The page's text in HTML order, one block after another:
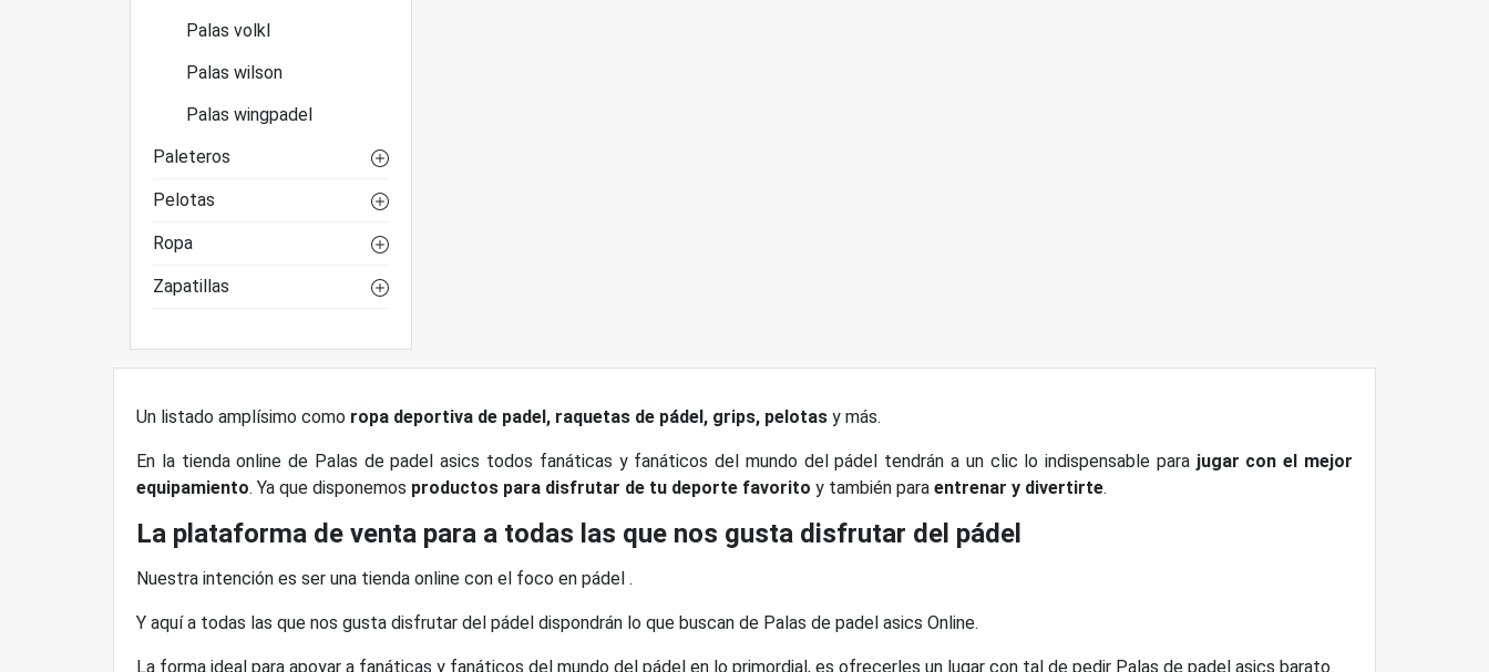
Palas volkl
Palas wilson
Palas wingpadel
Paleteros
Pelotas
Ropa
Zapatillas
Un listado amplísimo como ropa deportiva de padel, raquetas de pádel, grips, pelotas y más.
En la tienda online de Palas de padel asics todos fanáticas y fanáticos del mundo del pádel tendrán a un clic lo indispensable para jugar con el mejor
equipamiento. Ya que disponemos productos para disfrutar de tu deporte favorito y también para entrenar y divertirte.
La plataforma de venta para a todas las que nos gusta disfrutar del pádel
Nuestra intención es ser una tienda online con el foco en pádel .
Y aquí a todas las que nos gusta disfrutar del pádel dispondrán lo que buscan de Palas de padel asics Online.
La forma ideal para apoyar a fanáticas y fanáticos del mundo del pádel en lo primordial, es ofrecerles un lugar con tal de pedir Palas de padel asics barato.